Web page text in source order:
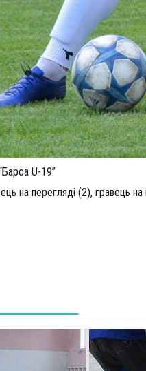
U-19”
на перегляді (2), гравець на